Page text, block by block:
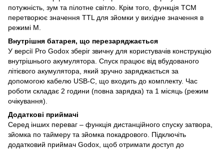
потужність, зум та пілотне світло. Крім того, функція TCM
перетворює значення TTL для зйомки у вихідне значення в
режимі M.
Внутрішня батарея, що перезаряджається
У версії Pro Godox зберіг звичну для користувачів конструкцію
внутрішнього акумулятора. Спуск працює від вбудованого
літієвого акумулятора, який зручно заряджається за
допомогою кабелю USB-C, що входить до комплекту. Час
роботи складає 2 години (повна зарядка) та 1 місяць (режим
очікування).
Додаткові приймачі
Серед інших переваг – функція дистанційного спуску затвора,
зйомка по таймеру та зйомка покадрового. Підключіть
додатковий приймач Godox, щоб отримати доступ до